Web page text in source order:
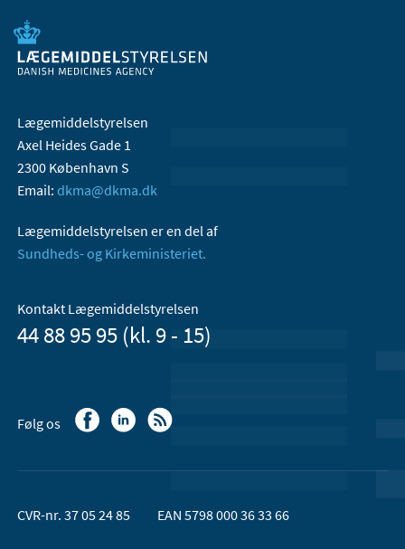
Lægemiddelstyrelsen
Axel Heides Gade 1
2300 København S
Email: dkma@dkma.dk
Lægemiddelstyrelsen er en del af
Sundheds- og Kirkeministeriet.
Kontakt Lægemiddelstyrelsen
44 88 95 95 (kl. 9 - 15)
Følg os
CVR-nr. 37 05 24 85 EAN 5798 000 36 33 66